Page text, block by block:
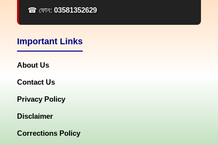
☎ ফোন: 03581352629
Important Links
About Us
Contact Us
Privacy Policy
Disclaimer
Corrections Policy